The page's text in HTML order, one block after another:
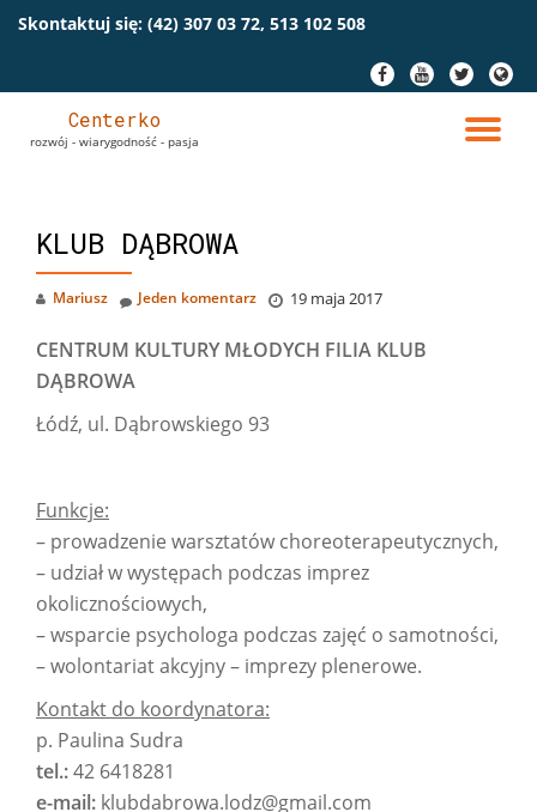
Skontaktuj się: (42) 307 03 72, 513 102 508
fa-
facebook
fa-
youtube
fa-
twitter
fa-
globe
Centerko
rozwój - wiarygodność - pasja
KLUB DĄBROWA
Mariusz 19 maja 2017
Jeden komentarz
CENTRUM KULTURY MŁODYCH FILIA KLUB
DĄBROWA
Łódź, ul. Dąbrowskiego 93
Funkcje:
– prowadzenie warsztatów choreoterapeutycznych,
– udział w występach podczas imprez
okolicznościowych,
– wsparcie psychologa podczas zajęć o samotności,
– wolontariat akcyjny – imprezy plenerowe.
Kontakt do koordynatora:
p. Paulina Sudra
tel.:42 6418281
e-mail: klubdabrowa.lodz@gmail.com